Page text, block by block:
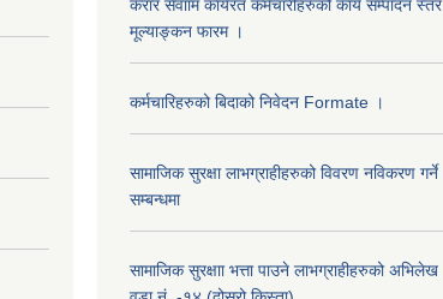
करार सेवााम कार्यरत कर्मचारीहरुको कार्य सम्पादन स्तर
मूल्याङ्कन फारम ।
कर्मचारिहरुको बिदाको निवेदन Formate ।
सामाजिक सुरक्षा लाभग्राहीहरुको विवरण नविकरण गर्ने
सम्बन्धमा
सामाजिक सुरक्षाा भत्ता पाउने लाभग्राहीहरुको अभिलेख